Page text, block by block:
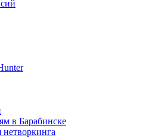
в Барабинске
нетворкинга